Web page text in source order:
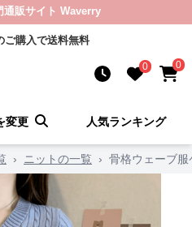
通販サイト Waverry
ご購入で送料無料
0 0
変更 人気ランキング
› ニットの一覧 › 骨格ウェーブ